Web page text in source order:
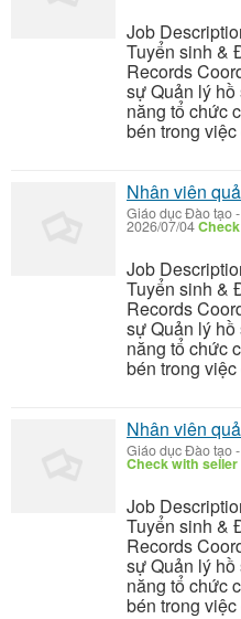
Job
Tuyển sinh &
Records
sự Quản lý hồ
năng tổ chức
bén trong
Nhân viên
Giáo dục Đào tạo-
2026/07/04
Job
Tuyển sinh &
Records
sự Quản lý hồ
năng tổ chức
bén trong
Nhân viên
Giáo dục Đào tạo-
Check with seller
Job
Tuyển sinh &
Records
sự Quản lý hồ
năng tổ chức
bén trong